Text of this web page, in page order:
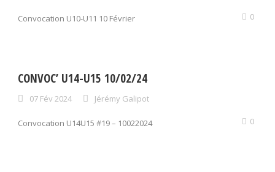
Convocation U10-U11 10 Février 0
CONVOC’ U14-U15 10/02/24
07 Fév 2024 Jérémy Galipot
Convocation U14U15 #19 – 10022024 0